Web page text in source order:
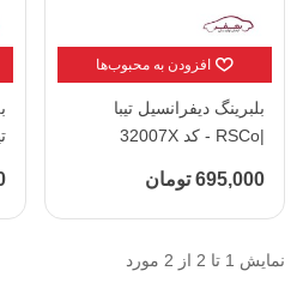
افزودن به محبوب‌ها
بلبرینگ دیفرانسیل تیبا
|RSCo - کد 32007X
695,000 تومان
نمایش 1 تا 2 از 2 مورد